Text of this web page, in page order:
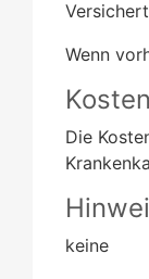
Wenn
Kosten
Die
keine